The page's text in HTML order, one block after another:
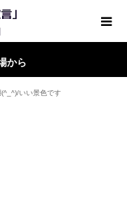
から
いい景色です